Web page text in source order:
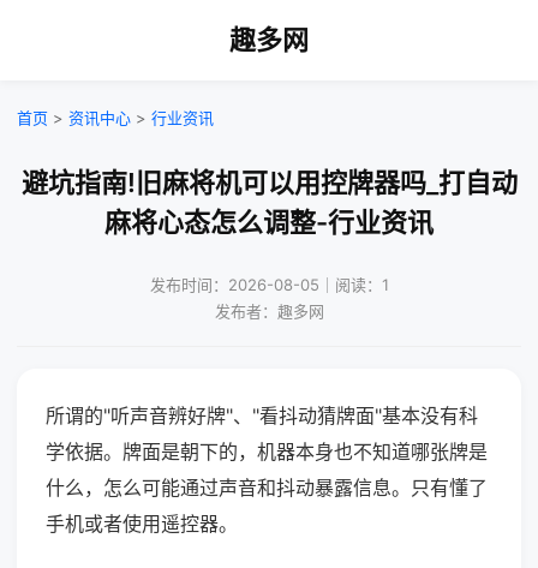
趣多网
首页 > 资讯中心 > 行业资讯
避坑指南!旧麻将机可以用控牌器吗_打自动
麻将心态怎么调整-行业资讯
发布时间：2026-08-05｜阅读：1
发布者：趣多网
所谓的"听声音辨好牌"、"看抖动猜牌面"基本没有科
学依据。牌面是朝下的，机器本身也不知道哪张牌是
什么，怎么可能通过声音和抖动暴露信息。只有懂了
手机或者使用遥控器。